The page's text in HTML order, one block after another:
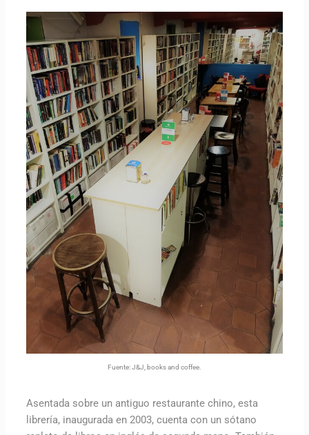
Fuente: J&J, books and coffee.
Asentada sobre un antiguo restaurante chino, esta
librería, inaugurada en 2003, cuenta con un sótano